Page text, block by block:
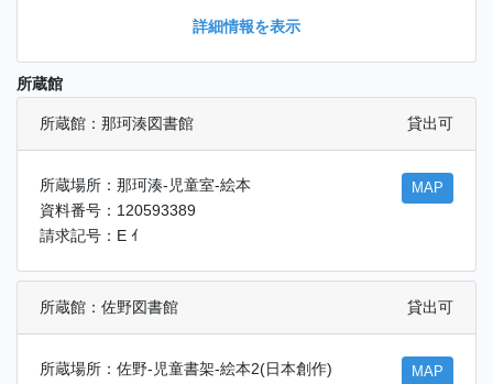
詳細情報を表示
所蔵館
所蔵館：那珂湊図書館 貸出可
所蔵場所：那珂湊-児童室-絵本
資料番号：120593389
請求記号：E ｲ
MAP
所蔵館：佐野図書館 貸出可
所蔵場所：佐野-児童書架-絵本2(日本創作) MAP